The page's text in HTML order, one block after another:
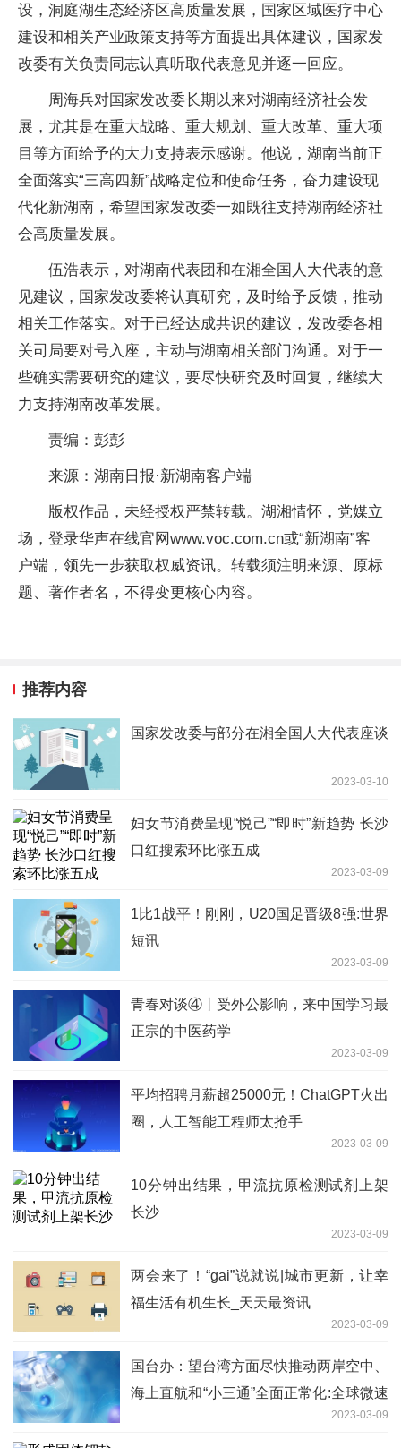
设，洞庭湖生态经济区高质量发展，国家区域医疗中心
建设和相关产业政策支持等方面提出具体建议，国家发
改委有关负责同志认真听取代表意见并逐一回应。
周海兵对国家发改委长期以来对湖南经济社会发
展，尤其是在重大战略、重大规划、重大改革、重大项
目等方面给予的大力支持表示感谢。他说，湖南当前正
全面落实“三高四新”战略定位和使命任务，奋力建设现
代化新湖南，希望国家发改委一如既往支持湖南经济社
会高质量发展。
伍浩表示，对湖南代表团和在湘全国人大代表的意
见建议，国家发改委将认真研究，及时给予反馈，推动
相关工作落实。对于已经达成共识的建议，发改委各相
关司局要对号入座，主动与湖南相关部门沟通。对于一
些确实需要研究的建议，要尽快研究及时回复，继续大
力支持湖南改革发展。
责编：彭彭
来源：湖南日报·新湖南客户端
版权作品，未经授权严禁转载。湖湘情怀，党媒立
场，登录华声在线官网www.voc.com.cn或“新湖南”客
户端，领先一步获取权威资讯。转载须注明来源、原标
题、著作者名，不得变更核心内容。
推荐内容
国家发改委与部分在湘全国人大代表座谈
2023-03-10
妇女节消费呈现“悦己”“即时”新趋势 ​长沙
口红搜索环比涨五成
2023-03-09
1比1战平！刚刚，U20国足晋级8强:世界
短讯
2023-03-09
青春对谈④丨受外公影响，来中国学习最
正宗的中医药学
2023-03-09
平均招聘月薪超25000元！ChatGPT火出
圈，人工智能工程师太抢手
2023-03-09
10分钟出结果，甲流抗原检测试剂上架
长沙
2023-03-09
两会来了！“gai”说就说|城市更新，让幸
福生活有机生长_天天最资讯
2023-03-09
国台办：望台湾方面尽快推动两岸空中、
海上直航和“小三通”全面正常化:全球微速
2023-03-09